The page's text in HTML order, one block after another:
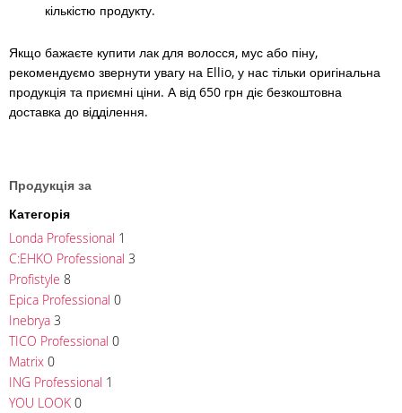
кількістю продукту.
Якщо бажаєте купити лак для волосся, мус або піну,
рекомендуємо звернути увагу на Ellio, у нас тільки оригінальна
продукція та приємні ціни. А від 650 грн діє безкоштовна
доставка до відділення.
Продукція за
Категорія
Londa Professional 1
C:EHKO Professional 3
Profistyle 8
Epica Professional 0
Inebrya 3
TICO Professional 0
Matrix 0
ING Professional 1
YOU LOOK 0